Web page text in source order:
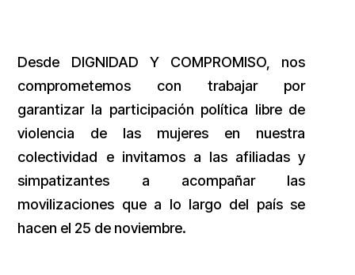
Desde DIGNIDAD Y COMPROMISO, nos
comprometemos con trabajar por
garantizar la participación política libre de
violencia de las mujeres en nuestra
colectividad e invitamos a las afiliadas y
simpatizantes a acompañar las
movilizaciones que a lo largo del país se
hacen el 25 de noviembre.